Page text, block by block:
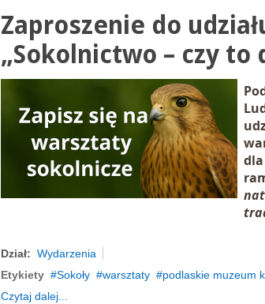
Zaproszenie do
„Sokolnictwo – czy to
Dział: Wydarzenia
Etykiety
Sokoły warsztaty
podlaskie muzeum
Czytaj dalej...